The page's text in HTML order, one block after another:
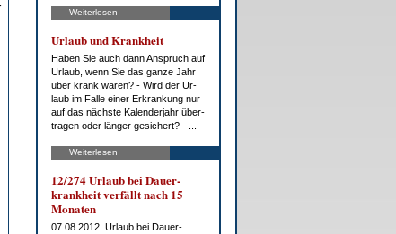
Weiterlesen
Ur­laub und Krank­heit
Ha­ben Sie auch dann An­spruch auf
Ur­laub, wenn Sie das gan­ze Jahr
über krank wa­ren? - Wird der Ur­
laub im Fal­le ei­ner Er­kran­kung nur
auf das nächs­te Ka­len­der­jahr über­
tra­gen oder län­ger ge­si­chert? - ...
Weiterlesen
12/274 Ur­laub bei Dau­er­
krank­heit ver­fällt nach 15
Mo­na­ten
07.08.2012. Ur­laub bei Dau­er­